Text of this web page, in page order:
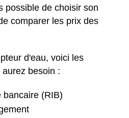
possible de choisir son
comparer les prix des
d'eau, voici les
besoin :
bancaire (RIB)